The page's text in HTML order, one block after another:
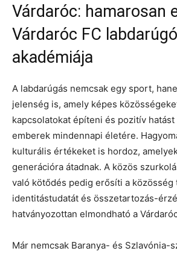
Várdaróc: hamarosan
Várdaróc FC
akadémiája
A labdarúgás nemcsak egy sport,
jelenség is, amely képes
kapcsolatokat építeni és pozitív
emberek mindennapi életére.
kulturális értékeket is hordoz,
generációra átadnak. A közös
való kötődés pedig erősíti a közösség
identitástudatát és összetartozás-
hatványozottan elmondható a
Már nemcsak Baranya- és Szlavónia-